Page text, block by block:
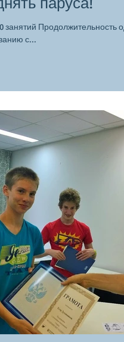
занятий Продолжительность
с...